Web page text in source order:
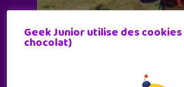
Geek Junior utilise des
chocolat)